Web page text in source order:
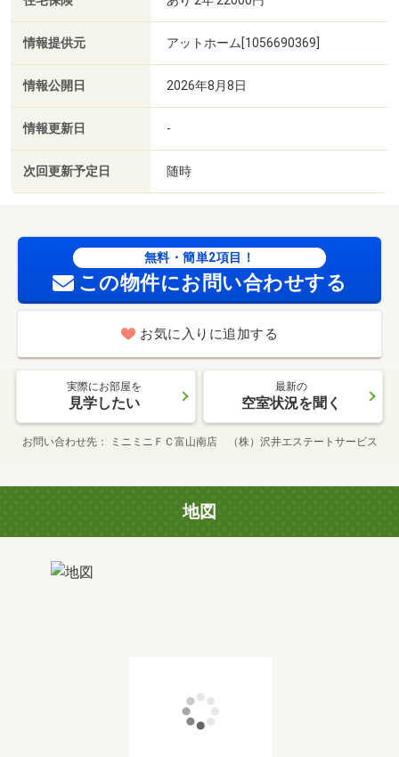
情報提供元 アットホーム[1056690369]
情報公開日 2026年8月8日
情報更新日 -
次回更新予定日 随時
無料・簡単2項目！
この物件にお問い合わせする
お気に入りに追加する
実際にお部屋を
見学したい
最新の
空室状況を聞く
お問い合わせ先 ミニミニＦＣ富山南店 （株）沢井エステートサービス
地図